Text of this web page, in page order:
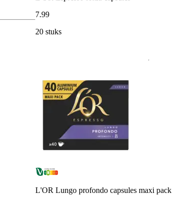
7.99
20 stuks
L'OR Lungo profondo capsules maxi pack